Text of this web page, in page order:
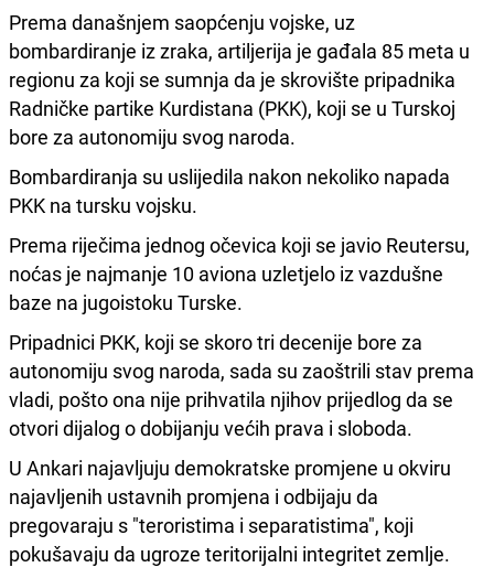
Prema današnjem saopćenju vojske, uz
bombardiranje iz zraka, artiljerija je gađala 85 meta u
regionu za koji se sumnja da je skrovište pripadnika
Radničke partike Kurdistana (PKK), koji se u Turskoj
bore za autonomiju svog naroda.
Bombardiranja su uslijedila nakon nekoliko napada
PKK na tursku vojsku.
Prema riječima jednog očevica koji se javio Reutersu,
noćas je najmanje 10 aviona uzletjelo iz vazdušne
baze na jugoistoku Turske.
Pripadnici PKK, koji se skoro tri decenije bore za
autonomiju svog naroda, sada su zaoštrili stav prema
vladi, pošto ona nije prihvatila njihov prijedlog da se
otvori dijalog o dobijanju većih prava i sloboda.
U Ankari najavljuju demokratske promjene u okviru
najavljenih ustavnih promjena i odbijaju da
pregovaraju s "teroristima i separatistima", koji
pokušavaju da ugroze teritorijalni integritet zemlje.